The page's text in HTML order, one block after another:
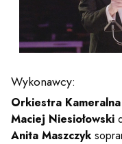
sal
Wykonawcy:
Orkiestra
Maciej Niesiołowski
Anita Maszczyk